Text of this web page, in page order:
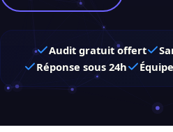
Audit gratuit offert
Réponse sous 24h